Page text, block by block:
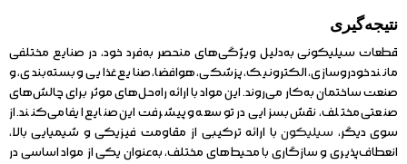
نتیجه‌گیری
قطعات سیلیکونی به‌دلیل ویژگی‌های منحصر به‌فرد خود، در صنایع مختلفی
مانند خودروسازی، الکترونیک، پزشکی، هوافضا، صنایع غذایی و بسته‌بندی، و
صنعت ساختمان به‌کار می‌روند. این مواد با ارائه راه‌حل‌های موثر برای چالش‌های
صنعتی مختلف، نقش بسزایی در توسعه و پیشرفت این صنایع ایفا می‌کنند. از
سوی دیگر، سیلیکونبا ارائه ترکیبی از مقاومت فیزیکی و شیمیایی بالا،
انعطاف‌پذیری و سازگاری با محیط‌های مختلف، به‌عنوان یکی از مواد اساسی در